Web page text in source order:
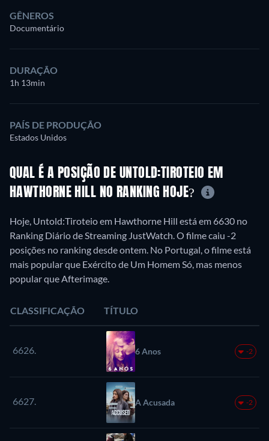
GÊNEROS
Documentário
DURAÇÃO
1h 13min
PAÍS DE PRODUÇÃO
Estados Unidos
QUAL É A POSIÇÃO DE UNTOLD:TIROTEIO EM
HAWTHORNE HILL NO RANKING HOJE?
Hoje, Untold:Tiroteio em Hawthorne Hill está em 6630 no
Ranking Diário de Streaming JustWatch. O filme caiu -2
posições no ranking desde ontem. No Portugal, o filme está
mais popular que Exército de Um Homem Só, mas menos
popular que Afterimage.
CLASSIFICAÇÃO TÍTULO
6626. 6 Anos -2
6627. A Acusada -2